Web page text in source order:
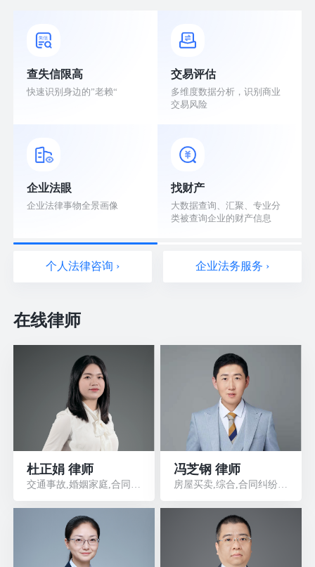
查失信限高
快速识别身边的”老赖“
交易评估
多维度数据分析，识别商业
交易风险
企业法眼
企业法律事物全景画像
找财产
大数据查询、汇聚、专业分
类被查询企业的财产信息
个人法律咨询 › 企业法务服务 ›
在线律师
杜正娟 律师 冯芝钢 律师